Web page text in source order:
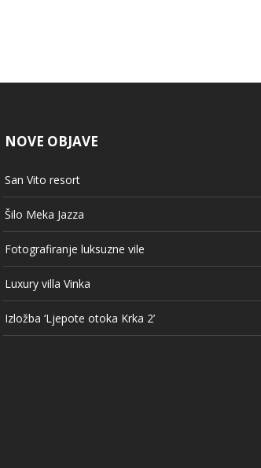
NOVE OBJAVE
San Vito resort
Šilo Meka Jazza
Fotografiranje luksuzne vile
Luxury villa Vinka
Izložba ‘Ljepote otoka Krka 2’